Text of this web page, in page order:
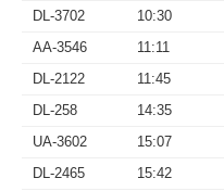
DL-3702
10:30
AA-3546
11:11
DL-2122
11:45
DL-258
14:35
UA-3602
15:07
DL-2465
15:42